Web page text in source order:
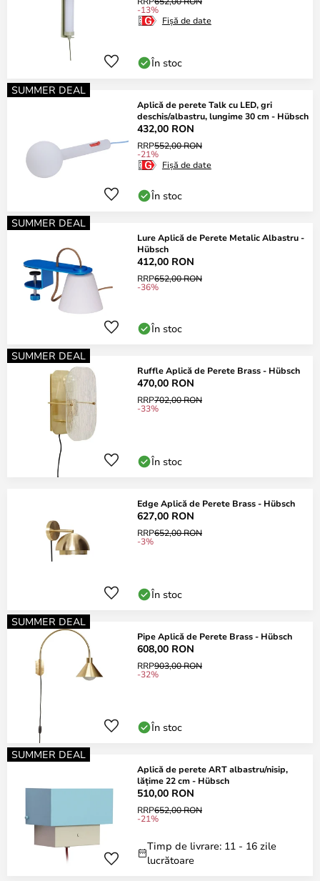
-13%
Fișă de date
În stoc
SUMMER DEAL
Aplică de perete Talk cu LED, gri
deschis/albastru, lungime 30 cm - Hübsch
432,00 RON
RRP552,00 RON
-21%
Fișă de date
În stoc
SUMMER DEAL
Lure Aplică de Perete Metalic Albastru -
Hübsch
412,00 RON
RRP652,00 RON
-36%
În stoc
SUMMER DEAL
Ruffle Aplică de Perete Brass - Hübsch
470,00 RON
RRP702,00 RON
-33%
În stoc
Edge Aplică de Perete Brass - Hübsch
627,00 RON
RRP652,00 RON
-3%
În stoc
SUMMER DEAL
Pipe Aplică de Perete Brass - Hübsch
608,00 RON
RRP903,00 RON
-32%
În stoc
SUMMER DEAL
Aplică de perete ART albastru/nisip,
lățime 22 cm - Hübsch
510,00 RON
RRP652,00 RON
-21%
Timp de livrare: 11 - 16 zile
lucrătoare